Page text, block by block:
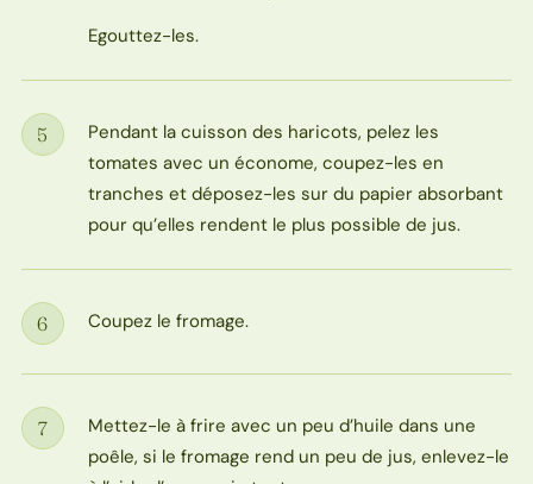
Egouttez-les.
Étape
5
Pendant la cuisson des haricots, pelez les
tomates avec un économe, coupez-les en
tranches et déposez-les sur du papier absorbant
pour qu’elles rendent le plus possible de jus.
Étape
6 Coupez le fromage.
Étape
7
Mettez-le à frire avec un peu d’huile dans une
poêle, si le fromage rend un peu de jus, enlevez-le